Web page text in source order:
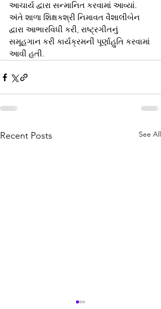
આચાર્ય દ્વારા સન્માનિત કરવામાં આવ્યાં.
અંતે શાળા શિક્ષકશ્રી નિમાવત વૈશાલીબેન
દ્વારા આભારવિધી કરી, રાષ્ટ્રગીતનું
સમૂહગાન કરી કાર્યક્રમની પૂર્ણાહુતિ કરવામાં
આવી હતી.
Recent Posts See All